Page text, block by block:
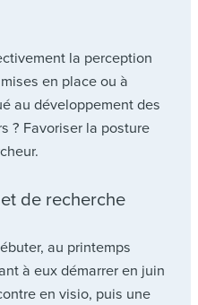
la perception
en place ou à
au développement des
? Favoriser la posture
de recherche
au printemps
à eux démarrer en juin
en visio, puis une